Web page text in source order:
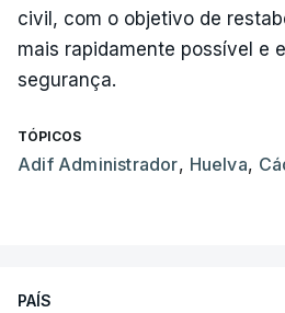
civil, com o objetivo de
mais rapidamente possível e
segurança.
TÓPICOS
Adif Administrador, Huelva,
PAÍS